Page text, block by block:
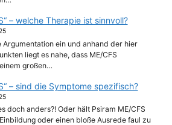
– welche Therapie ist sinnvoll?
Argumentation ein und anhand der hier
liegt es nahe, dass ME/CFS
großen…
– sind die Symptome spezifisch?
doch anders?! Oder hält Psiram ME/CFS
oder einen bloße Ausrede faul zu